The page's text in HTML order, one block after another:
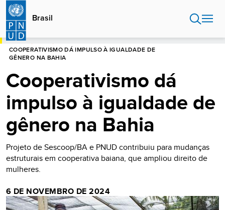
Passar
para
conteúdo
principal
Brasil
INÍCIO
COOPERATIVISMO DÁ IMPULSO À IGUALDADE DE
GÊNERO NA BAHIA
Cooperativismo dá
impulso à igualdade de
gênero na Bahia
Projeto de Sescoop/BA e PNUD contribuiu para mudanças
estruturais em cooperativa baiana, que ampliou direito de
mulheres.
6 DE NOVEMBRO DE 2024